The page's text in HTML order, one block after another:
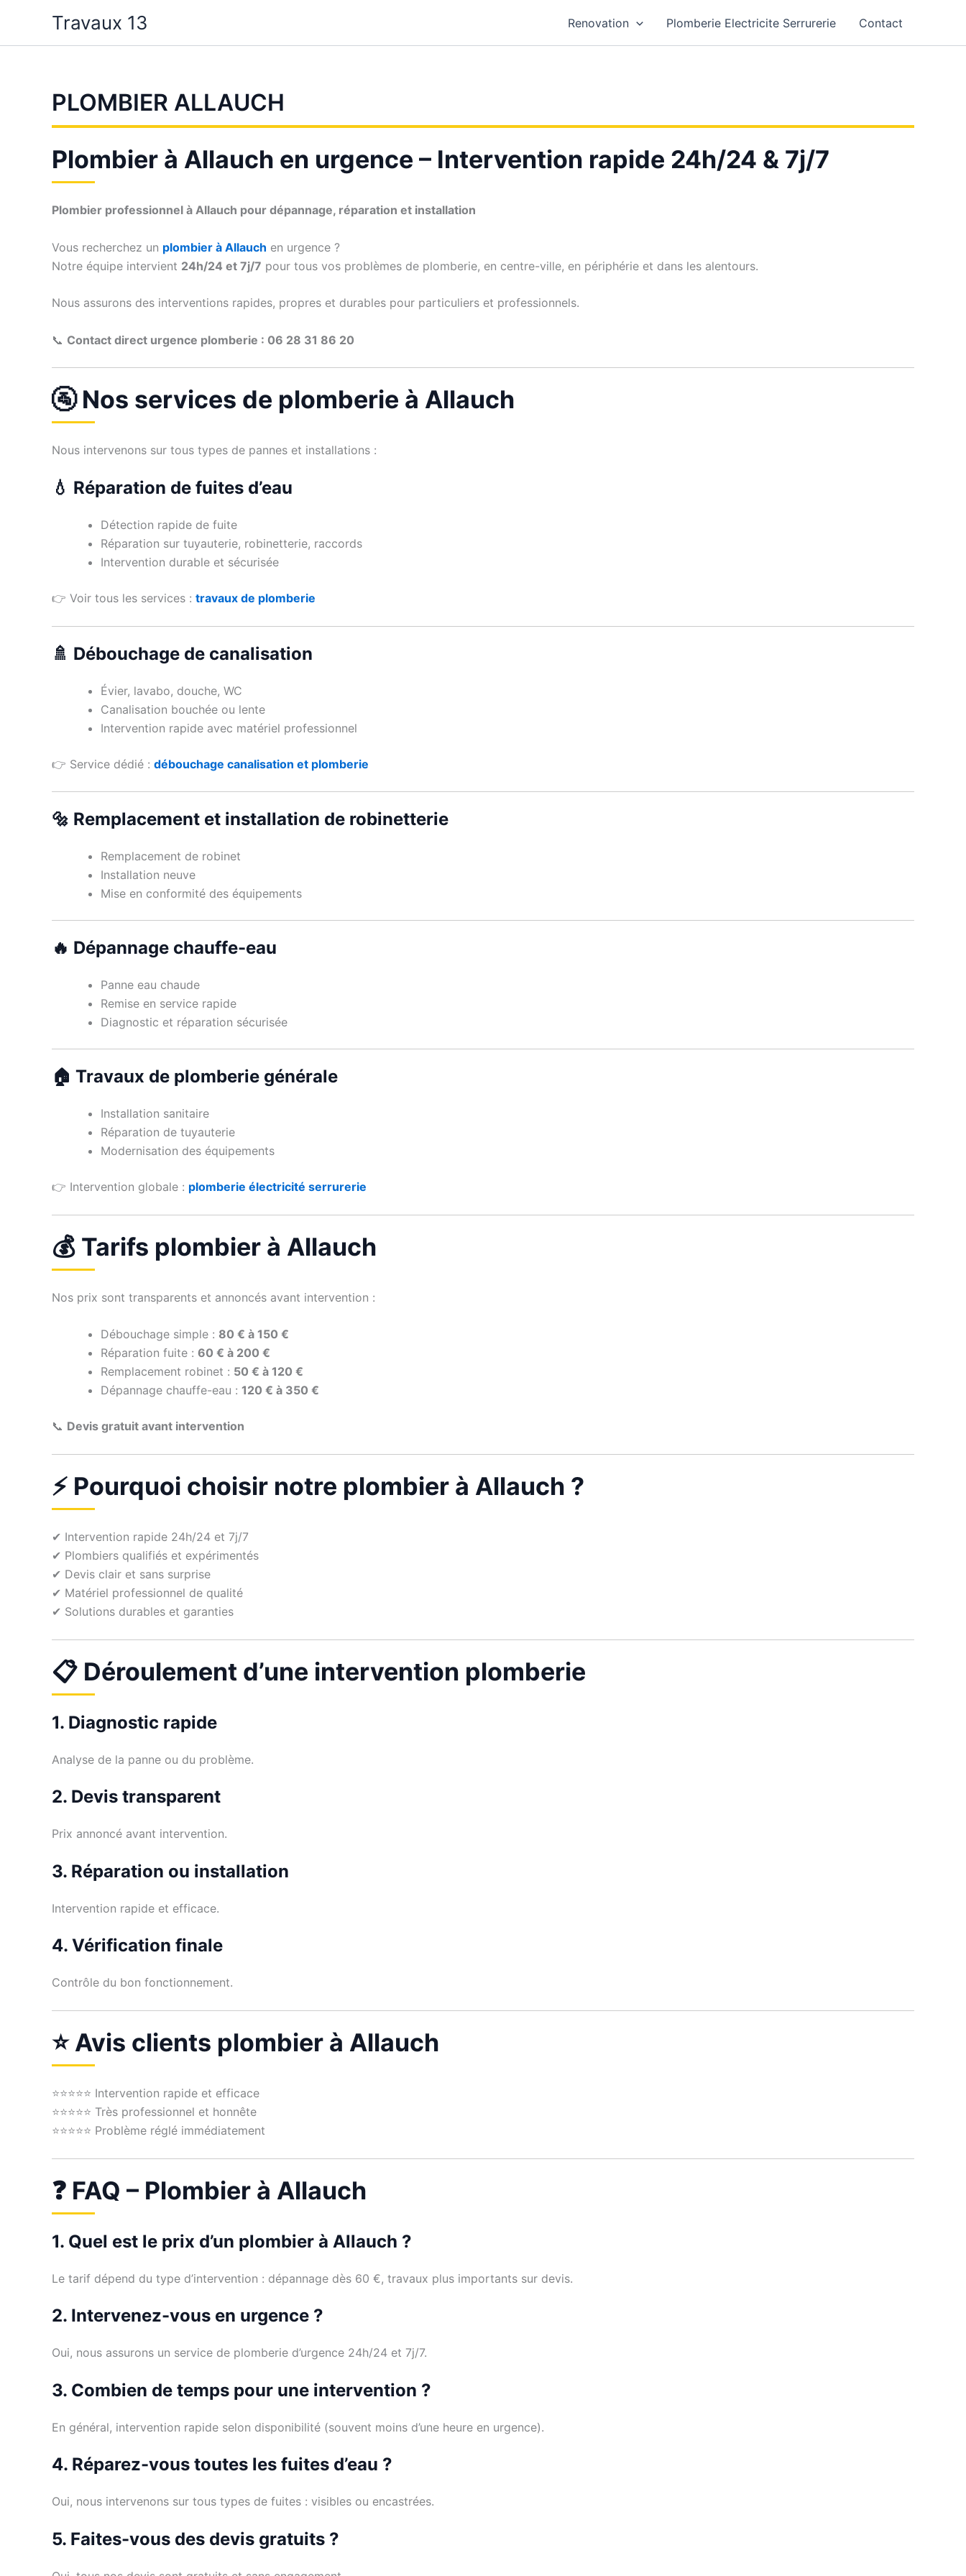
contenu
Travaux 13 Renovation Plomberie Electricite Serrurerie Contact
PLOMBIER ALLAUCH
Plombier à Allauch en urgence – Intervention rapide 24h/24 & 7j/7
Plombier professionnel à Allauch pour dépannage, réparation et installation
Vous recherchez un plombier à Allauch en urgence ?
Notre équipe intervient 24h/24 et 7j/7 pour tous vos problèmes de plomberie, en centre-ville, en périphérie et dans les alentours.
Nous assurons des interventions rapides, propres et durables pour particuliers et professionnels.
📞 Contact direct urgence plomberie : 06 28 31 86 20
🚰 Nos services de plomberie à Allauch
Nous intervenons sur tous types de pannes et installations :
💧 Réparation de fuites d’eau
Détection rapide de fuite
Réparation sur tuyauterie, robinetterie, raccords
Intervention durable et sécurisée
👉 Voir tous les services : travaux de plomberie
🚿 Débouchage de canalisation
Évier, lavabo, douche, WC
Canalisation bouchée ou lente
Intervention rapide avec matériel professionnel
👉 Service dédié : débouchage canalisation et plomberie
🔩 Remplacement et installation de robinetterie
Remplacement de robinet
Installation neuve
Mise en conformité des équipements
🔥 Dépannage chauffe-eau
Panne eau chaude
Remise en service rapide
Diagnostic et réparation sécurisée
🏠 Travaux de plomberie générale
Installation sanitaire
Réparation de tuyauterie
Modernisation des équipements
👉 Intervention globale : plomberie électricité serrurerie
💰 Tarifs plombier à Allauch
Nos prix sont transparents et annoncés avant intervention :
Débouchage simple : 80 € à 150 €
Réparation fuite : 60 € à 200 €
Remplacement robinet : 50 € à 120 €
Dépannage chauffe-eau : 120 € à 350 €
📞 Devis gratuit avant intervention
⚡ Pourquoi choisir notre plombier à Allauch ?
✔ Intervention rapide 24h/24 et 7j/7
✔ Plombiers qualifiés et expérimentés
✔ Devis clair et sans surprise
✔ Matériel professionnel de qualité
✔ Solutions durables et garanties
📋 Déroulement d’une intervention plomberie
1. Diagnostic rapide
Analyse de la panne ou du problème.
2. Devis transparent
Prix annoncé avant intervention.
3. Réparation ou installation
Intervention rapide et efficace.
4. Vérification finale
Contrôle du bon fonctionnement.
⭐ Avis clients plombier à Allauch
⭐⭐⭐⭐⭐ Intervention rapide et efficace
⭐⭐⭐⭐⭐ Très professionnel et honnête
⭐⭐⭐⭐⭐ Problème réglé immédiatement
❓ FAQ – Plombier à Allauch
1. Quel est le prix d’un plombier à Allauch ?
Le tarif dépend du type d’intervention : dépannage dès 60 €, travaux plus importants sur devis.
2. Intervenez-vous en urgence ?
Oui, nous assurons un service de plomberie d’urgence 24h/24 et 7j/7.
3. Combien de temps pour une intervention ?
En général, intervention rapide selon disponibilité (souvent moins d’une heure en urgence).
4. Réparez-vous toutes les fuites d’eau ?
Oui, nous intervenons sur tous types de fuites : visibles ou encastrées.
5. Faites-vous des devis gratuits ?